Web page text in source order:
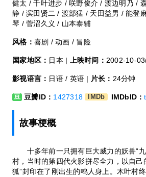
健太 / 千叶进步 / 咲野俊介 / 渡边明乃 /
静 / 滨田贤二 / 渡部猛 / 天田益男 / 能登
琴 / 菅沼久义 / 山本泰辅
风格： 喜剧 / 动画 / 冒险
国家地区： 日本 | 上映时间： 2002-10-
影视语言： 日语 / 英语 | 片长： 24分钟
豆 豆瓣ID： 1427318 IMDb IMDbID：
故事梗概
十多年前一只拥有巨大威力的妖兽“九
村，当时的第四代火影拼尽全力，以自己
狐”封印在了刚出生的鸣人身上。木叶村